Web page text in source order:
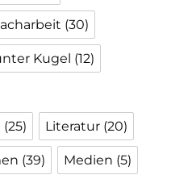
(30)
Kugel (12)
(25) Literatur (20)
(39) Medien (5)